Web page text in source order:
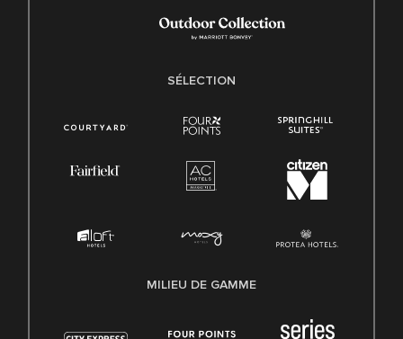
SÉLECTION
MILIEU DE GAMME